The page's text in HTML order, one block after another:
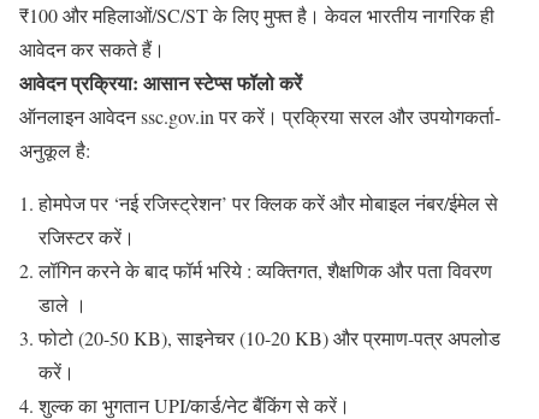
₹100 और महिलाओं/SC/ST के लिए मुफ्त है। केवल भारतीय नागरिक ही
आवेदन कर सकते हैं।
आवेदन प्रक्रिया: आसान स्टेप्स फॉलो करें
ऑनलाइन आवेदन ssc.gov.in पर करें। प्रक्रिया सरल और उपयोगकर्ता-
अनुकूल है:
होमपेज पर ‘नई रजिस्ट्रेशन’ पर क्लिक करें और मोबाइल नंबर/ईमेल से
रजिस्टर करें।
लॉगिन करने के बाद फॉर्म भरिये : व्यक्तिगत, शैक्षणिक और पता विवरण
डाले ।
फोटो (20-50 KB), साइनेचर (10-20 KB) और प्रमाण-पत्र अपलोड
करें।
शुल्क का भुगतान UPI/कार्ड/नेट बैंकिंग से करें।